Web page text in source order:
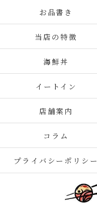
お品書き
当店の特徴
海鮮丼
イートイン
店舗案内
コラム
プライバシーポリシー